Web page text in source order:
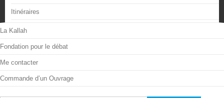
Itinéraires
La Kallah
Fondation pour le débat
Me contacter
Commande d’un Ouvrage